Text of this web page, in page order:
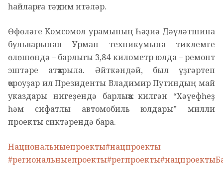
һайларға тәҡдим итәләр.
Өфөләге Комсомол урамының Һәҙиә Дәүләтшина
бульварынан Урман техникумына тиклемге
өлөшөндә – барлығы 3,84 километр юлда – ремонт
эштәре атҡарыла. Әйткәндәй, был үҙгәртеп
ҡороуҙар ил Президенты Владимир Путиндың май
указдары нигеҙендә барлыҡҡа килгән “Хәүефһеҙ
һәм сифатлы автомобиль юлдары” милли
проекты сиктәрендә бара.
Национальныепроекты#нацпроекты
#региональныепроекты#регпроекты